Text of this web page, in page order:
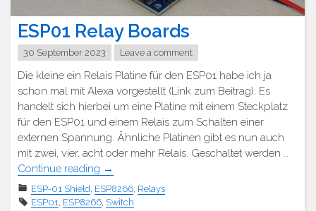
ESP01 Relay Boards
30 September 2023 Leave a comment
Die kleine ein Relais Platine für den ESP01 habe ich ja
schon mal mit Alexa vorgestellt (Link zum Beitrag). Es
handelt sich hierbei um eine Platine mit einem Steckplatz
für den ESP01 und einem Relais zum Schalten einer
externen Spannung. Ähnliche Platinen gibt es nun auch
mit zwei, vier, acht oder mehr Relais. Geschaltet werden …
Continue reading "ESP01
Relais
Platinen"
→
ESP-01 Shield, ESP8266, Relays
ESP01, ESP8266, Switch